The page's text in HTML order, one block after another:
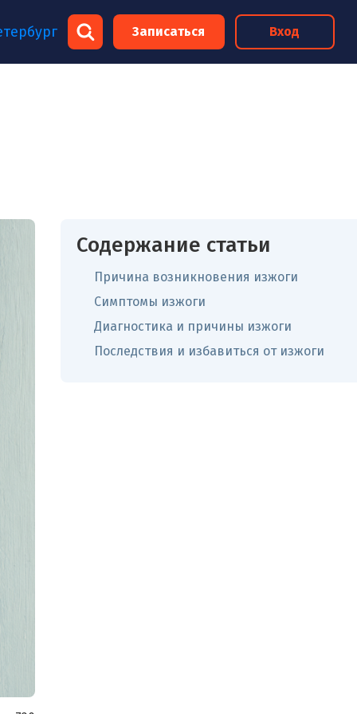
Записаться Вход
Содержание статьи
Причина возникновения изжоги
Симптомы изжоги
Диагностика и причины изжоги
Последствия и избавиться от изжоги
×